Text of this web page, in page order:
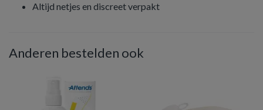
Altijd netjes en discreet verpakt
Anderen bestelden ook